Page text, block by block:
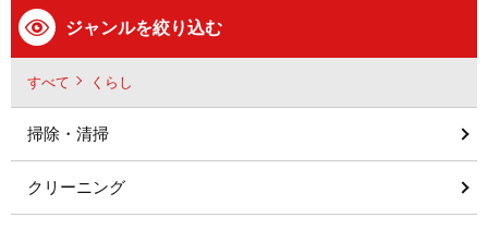
ジャンルを絞り込む
すべて くらし
掃除・清掃
クリーニング